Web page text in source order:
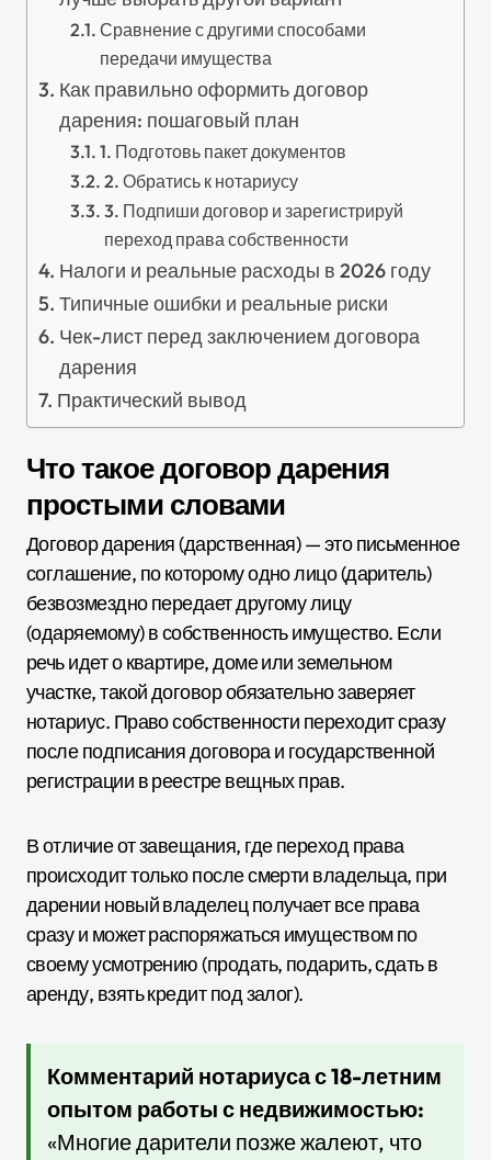
Сравнение с другими способами
передачи имущества
Как правильно оформить договор
дарения: пошаговый план
1. Подготовь пакет документов
2. Обратись к нотариусу
3. Подпиши договор и зарегистрируй
переход права собственности
Налоги и реальные расходы в 2026 году
Типичные ошибки и реальные риски
Чек-лист перед заключением договора
дарения
Практический вывод
Что такое договор дарения
простыми словами
Договор дарения (дарственная) — это письменное
соглашение, по которому одно лицо (даритель)
безвозмездно передает другому лицу
(одаряемому) в собственность имущество. Если
речь идет о квартире, доме или земельном
участке, такой договор обязательно заверяет
нотариус. Право собственности переходит сразу
после подписания договора и государственной
регистрации в реестре вещных прав.
В отличие от завещания, где переход права
происходит только после смерти владельца, при
дарении новый владелец получает все права
сразу и может распоряжаться имуществом по
своему усмотрению (продать, подарить, сдать в
аренду, взять кредит под залог).
Комментарий нотариуса с 18-летним
опытом работы с недвижимостью:
«Многие дарители позже жалеют, что